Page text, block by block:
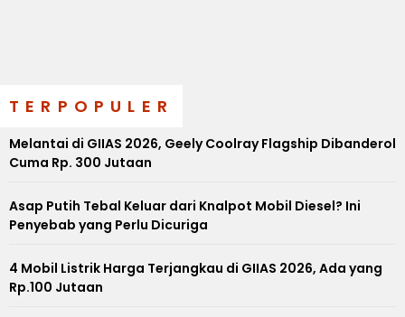
TERPOPULER
Melantai di GIIAS 2026, Geely Coolray Flagship Dibanderol
Cuma Rp. 300 Jutaan
Asap Putih Tebal Keluar dari Knalpot Mobil Diesel? Ini
Penyebab yang Perlu Dicuriga
4 Mobil Listrik Harga Terjangkau di GIIAS 2026, Ada yang
Rp.100 Jutaan